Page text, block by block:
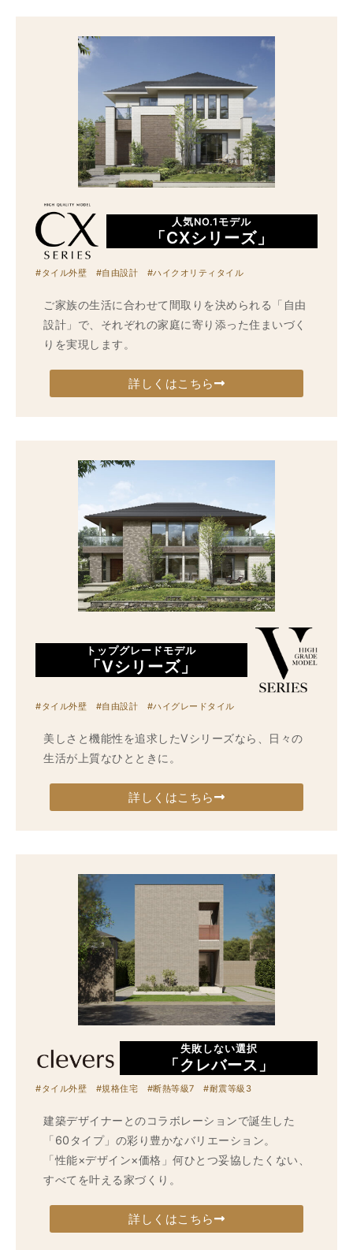
人気NO.1モデル
「CXシリーズ」
#タイル外壁 #自由設計 #ハイクオリティタイル
ご家族の生活に合わせて間取りを決められる「自由
設計」で、それぞれの家庭に寄り添った住まいづく
りを実現します。
詳しくはこちら
トップグレードモデル
「Vシリーズ」
#タイル外壁 #自由設計 #ハイグレードタイル
美しさと機能性を追求したVシリーズなら、日々の
生活が上質なひとときに。
詳しくはこちら
失敗しない選択
「クレバース」
#タイル外壁 #規格住宅 #断熱等級7 #耐震等級3
建築デザイナーとのコラボレーションで誕生した
「60タイプ」の彩り豊かなバリエーション。
「性能×デザイン×価格」何ひとつ妥協したくない、
すべてを叶える家づくり。
詳しくはこちら